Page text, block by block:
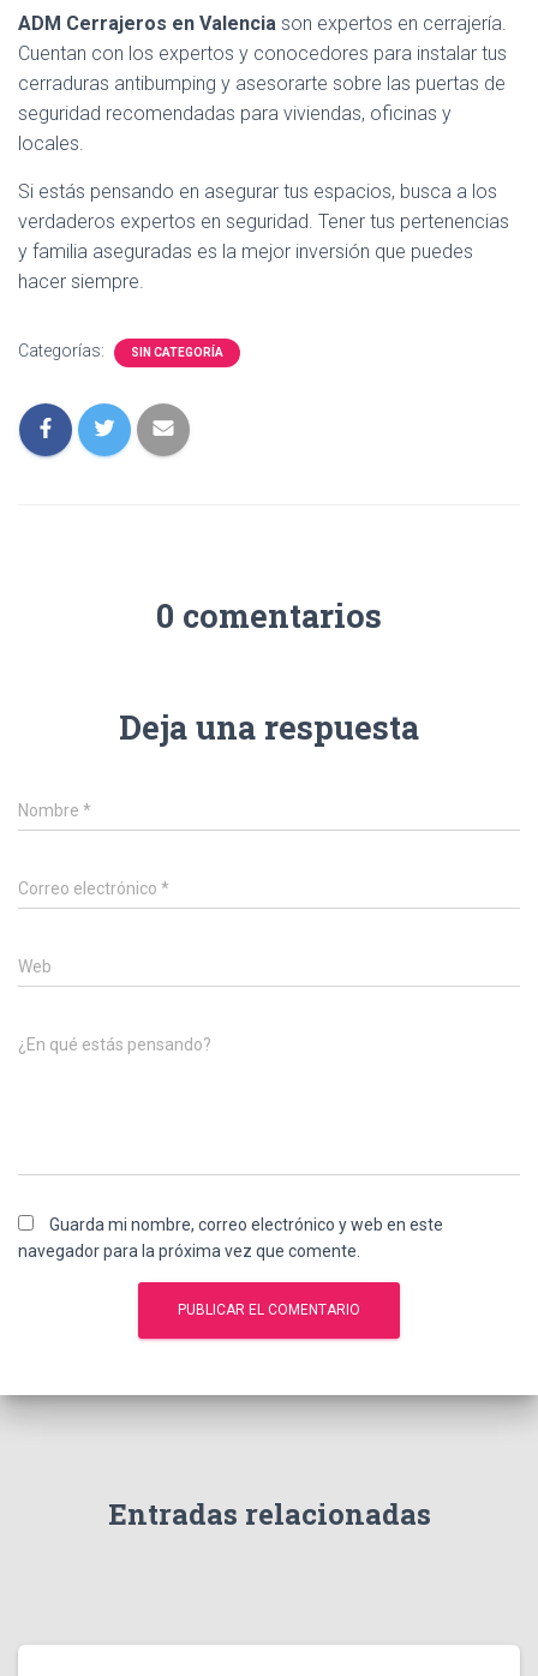
ADM Cerrajeros en Valencia son expertos en cerrajería.
Cuentan con los expertos y conocedores para instalar tus
cerraduras antibumping y asesorarte sobre las puertas de
seguridad recomendadas para viviendas, oficinas y
locales.
Si estás pensando en asegurar tus espacios, busca a los
verdaderos expertos en seguridad. Tener tus pertenencias
y familia aseguradas es la mejor inversión que puedes
hacer siempre.
Categorías: SIN CATEGORÍA
0 comentarios
Deja una respuesta
Nombre *
Correo electrónico *
Web
¿En qué estás pensando?
Guarda mi nombre, correo electrónico y web en este
navegador para la próxima vez que comente.
Entradas relacionadas